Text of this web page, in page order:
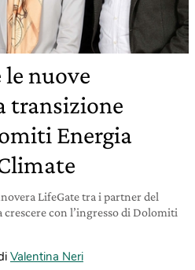
nuove
transizione
Energia
LifeGate tra i partner del
con l’ingresso di Dolomiti
Valentina Neri